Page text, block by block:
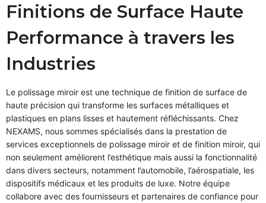
Finitions de Surface Haute
Performance à travers les
Industries
Le polissage miroir est une technique de finition de surface de
haute précision qui transforme les surfaces métalliques et
plastiques en plans lisses et hautement réfléchissants. Chez
NEXAMS, nous sommes spécialisés dans la prestation de
services exceptionnels de polissage miroir et de finition miroir, qui
non seulement améliorent l’esthétique mais aussi la fonctionnalité
dans divers secteurs, notamment l’automobile, l’aérospatiale, les
dispositifs médicaux et les produits de luxe. Notre équipe
collabore avec des fournisseurs et partenaires de confiance pour